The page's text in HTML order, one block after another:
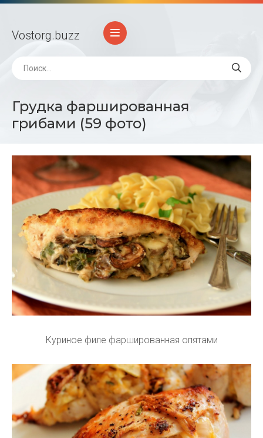
Vostorg.buzz
Грудка фаршированная
грибами (59 фото)
Куриное филе фаршированная опятами